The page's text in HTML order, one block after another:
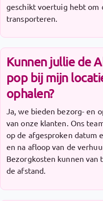
geschikt voertuig hebt om
transporteren.
Kunnen jullie de
pop bij mijn
ophalen?
Ja, we bieden bezorg- en
van onze klanten. Ons
op de afgesproken datum
en na afloop van de
Bezorgkosten kunnen van
de afstand.